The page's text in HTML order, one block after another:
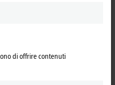
di offrire contenuti